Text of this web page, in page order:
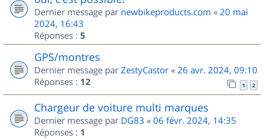
Dernier message par newbikeproducts.com « 20 mai
2024, 16:43
Réponses : 5
GPS/montres
Dernier message par ZestyCastor « 26 avr. 2024, 09:10
Réponses : 12 1 2
Chargeur de voiture multi marques
Dernier message par DG83 « 06 févr. 2024, 14:35
Réponses : 1